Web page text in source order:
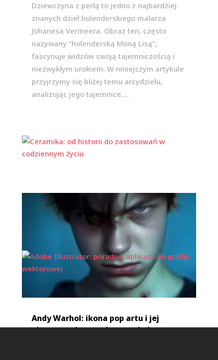
Dziewczyna z perłą to jedno z najbardziej
znanych dzieł holenderskiego malarza
Johanesa Vermeera. Obraz ten, często
nazywany "holenderską Moną Lisą",
fascynuje widzów swoją tajemniczością i
niezwykłym urokiem. W niniejszym artykule
przyjrzymy się bliżej temu arcydziełu,
analizując jego tajemnice,...
Ceramika: od historii do zastosowań w
codziennym życiu
mar 20, 2024
Andy Warhol: ikona pop artu i jej
niezapomniane wpływy na kulturę